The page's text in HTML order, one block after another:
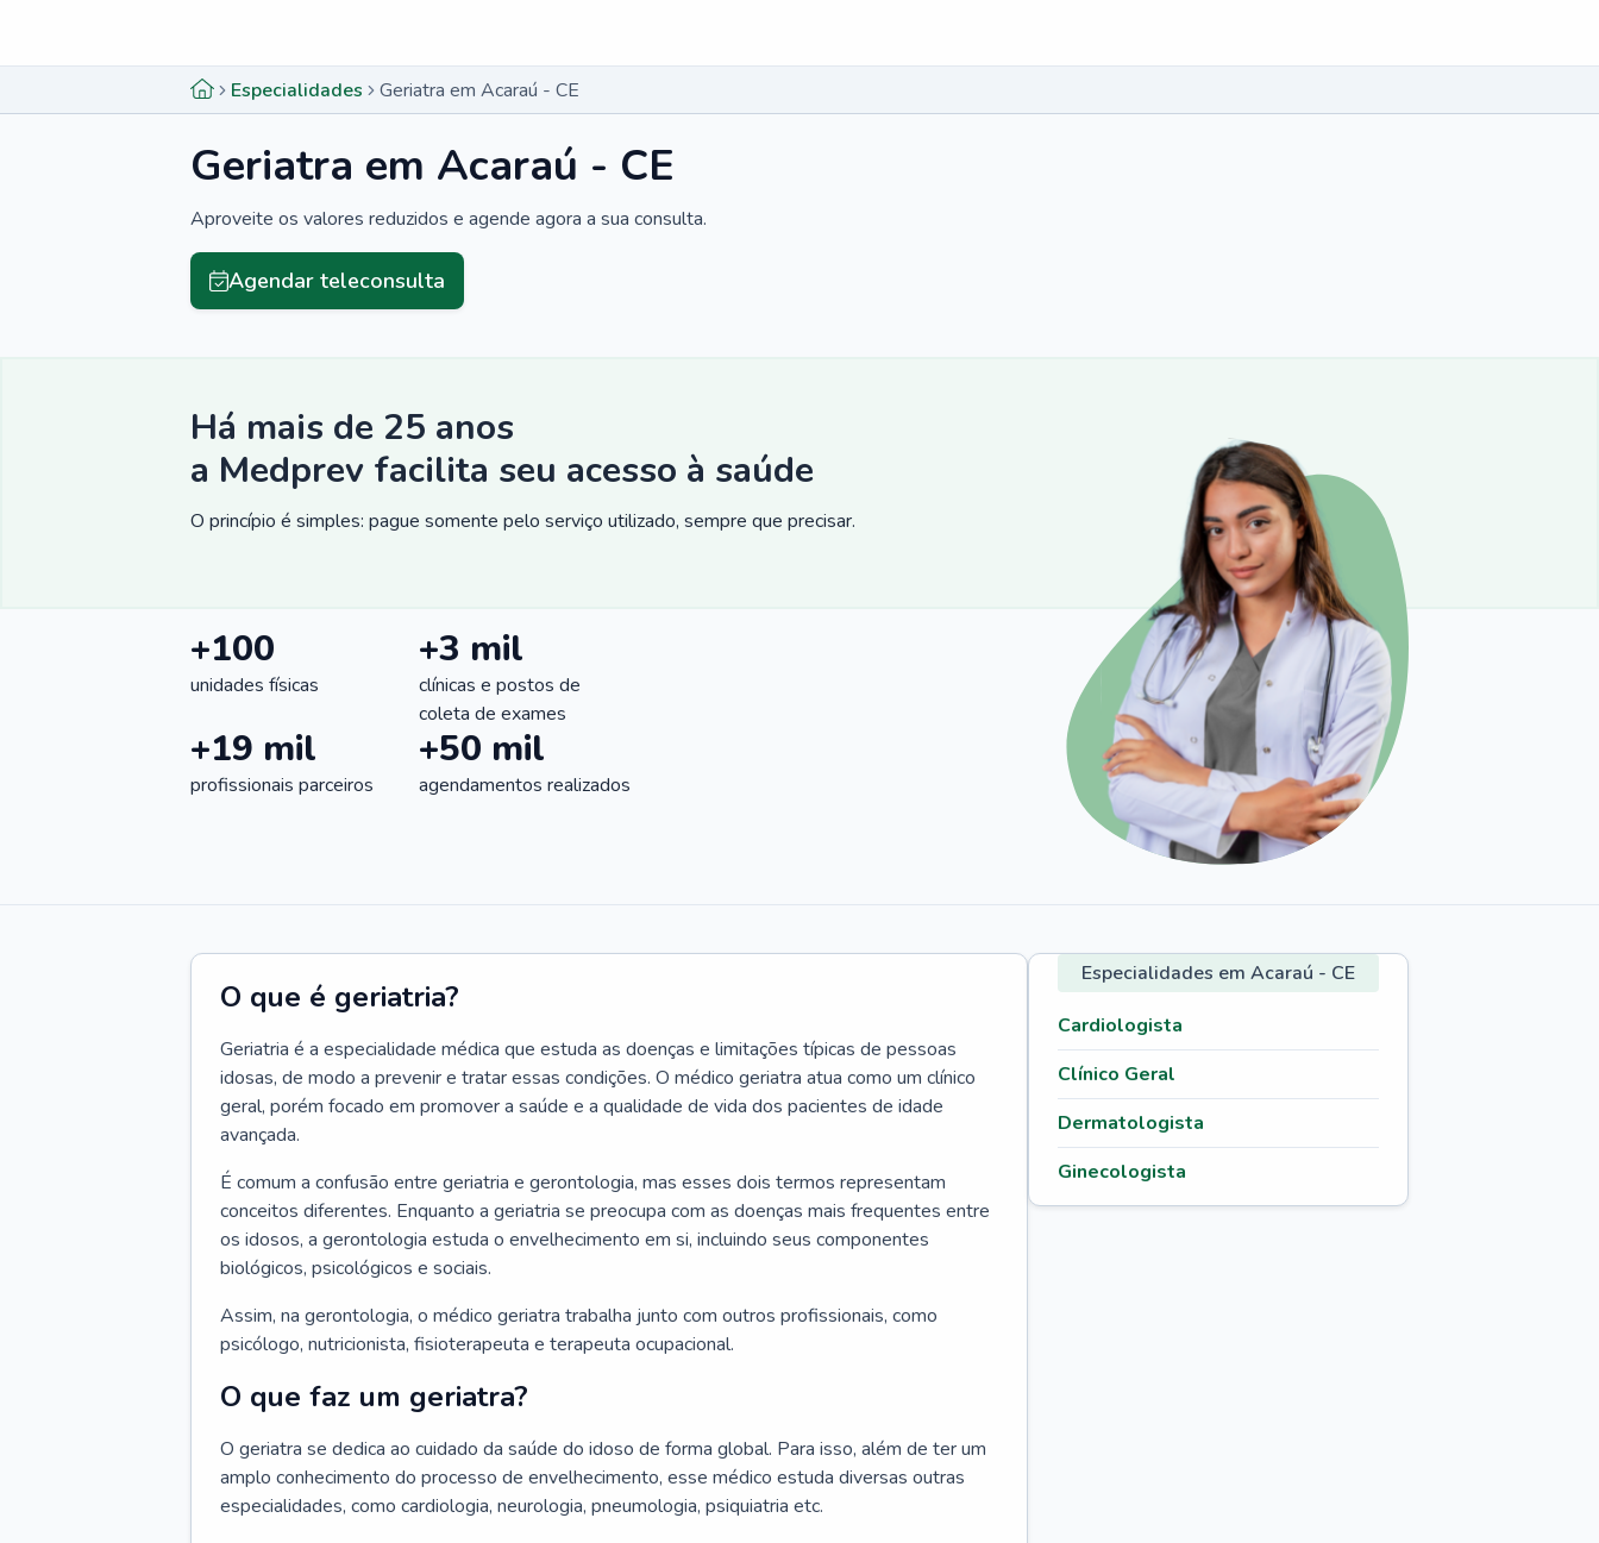
Especialidades Geriatra em Acaraú - CE
Geriatra em Acaraú - CE
Aproveite os valores reduzidos e agende agora a sua consulta.
Agendar teleconsulta
Há mais de 25 anos
a Medprev facilita seu acesso à saúde
O princípio é simples: pague somente pelo serviço utilizado, sempre que precisar.
+100
unidades físicas
+3 mil
clínicas e postos de
coleta de exames
+19 mil
profissionais parceiros
+50 mil
agendamentos realizados
O que é geriatria?
Geriatria é a especialidade médica que estuda as doenças e limitações típicas de pessoas
idosas, de modo a prevenir e tratar essas condições. O médico geriatra atua como um clínico
geral, porém focado em promover a saúde e a qualidade de vida dos pacientes de idade
avançada.
É comum a confusão entre geriatria e gerontologia, mas esses dois termos representam
conceitos diferentes. Enquanto a geriatria se preocupa com as doenças mais frequentes entre
os idosos, a gerontologia estuda o envelhecimento em si, incluindo seus componentes
biológicos, psicológicos e sociais.
Assim, na gerontologia, o médico geriatra trabalha junto com outros profissionais, como
psicólogo, nutricionista, fisioterapeuta e terapeuta ocupacional.
O que faz um geriatra?
O geriatra se dedica ao cuidado da saúde do idoso de forma global. Para isso, além de ter um
amplo conhecimento do processo de envelhecimento, esse médico estuda diversas outras
especialidades, como cardiologia, neurologia, pneumologia, psiquiatria etc.
Especialidades em Acaraú - CE
Cardiologista
Clínico Geral
Dermatologista
Ginecologista